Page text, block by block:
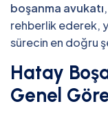
boşanma avukatı
rehberlik ederek,
sürecin en doğru
Hatay
Genel